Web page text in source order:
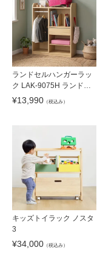
ランドセルハンガーラッ
ク LAK-9075H ランドキ
ッズ
¥13,990 （税込み）
キッズトイラック ノスタ
3
¥34,000 （税込み）